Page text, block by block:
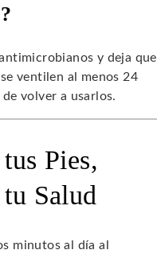
y deja que
ventilen al menos 24
de volver a usarlos.
Pies,
Salud
minutos al día al